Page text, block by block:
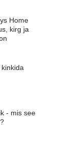
Home
kirg ja
- mis see